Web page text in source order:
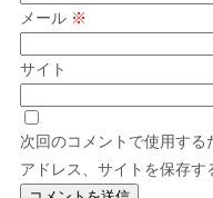
メール ※
サイト
次回のコメントで使用す
アドレス、サイトを保存す